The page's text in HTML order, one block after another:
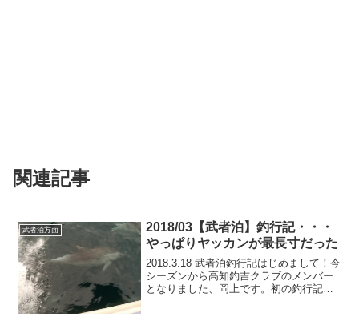
関連記事
武者泊方面
2018/03【武者泊】釣行記・・・
やっぱりヤッカンが最長寸だった
2018.3.18 武者泊釣行記はじめまして！今
シーズンから高知釣吉クラブのメンバー
となりました、岡上です。初の釣行記と